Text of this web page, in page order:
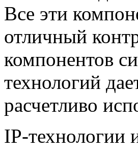
Все эти
отличный
компонентов
технологий
расчетливо
IP-технологии